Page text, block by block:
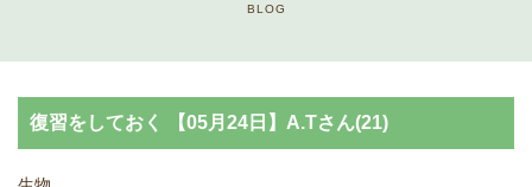
高認塾のご案内
BLOG
復習をしておく 【05月24日】A.Tさん(21)